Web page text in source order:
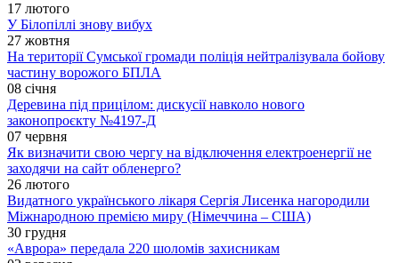
17 лютого
У Білопіллі знову вибух
27 жовтня
На території Сумської громади поліція нейтралізувала бойову
частину ворожого БПЛА
08 січня
Деревина під прицілом: дискусії навколо нового
законопроєкту №4197-Д
07 червня
Як визначити свою чергу на відключення електроенергії не
заходячи на сайт обленерго?
26 лютого
Видатного українського лікаря Сергія Лисенка нагородили
Міжнародною премією миру (Німеччина – США)
30 грудня
«Аврора» передала 220 шоломів захисникам